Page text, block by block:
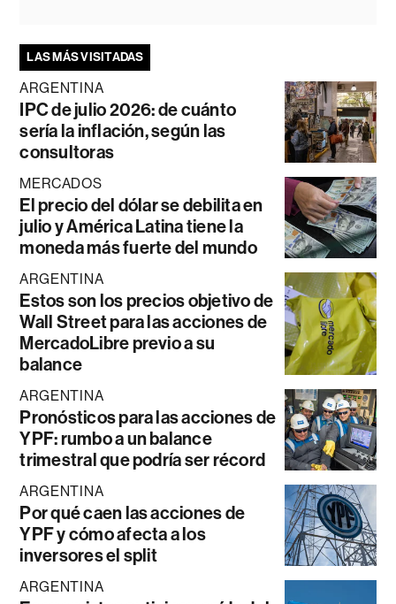
LAS MÁS VISITADAS
ARGENTINA
IPC de julio 2026: de cuánto
sería la inflación, según las
consultoras
MERCADOS
El precio del dólar se debilita en
julio y América Latina tiene la
moneda más fuerte del mundo
ARGENTINA
Estos son los precios objetivo de
Wall Street para las acciones de
MercadoLibre previo a su
balance
ARGENTINA
Pronósticos para las acciones de
YPF: rumbo a un balance
trimestral que podría ser récord
ARGENTINA
Por qué caen las acciones de
YPF y cómo afecta a los
inversores el split
ARGENTINA